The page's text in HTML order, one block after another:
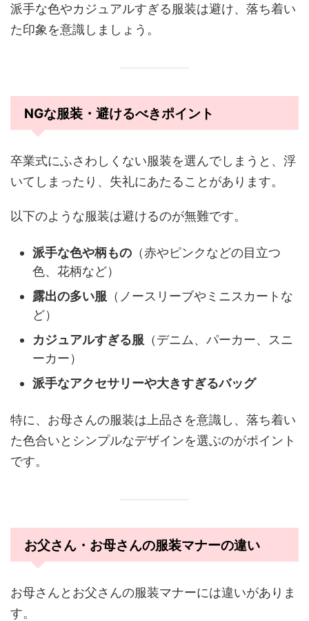
派手な色やカジュアルすぎる服装は避け、落ち着い
た印象を意識しましょう。
NGな服装・避けるべきポイント
卒業式にふさわしくない服装を選んでしまうと、浮
いてしまったり、失礼にあたることがあります。
以下のような服装は避けるのが無難です。
派手な色や柄もの （赤やピンクなどの目立つ
色、花柄など）
露出の多い服 （ノースリーブやミニスカートな
ど）
カジュアルすぎる服 （デニム、パーカー、スニ
ーカー）
派手なアクセサリーや大きすぎるバッグ
特に、お母さんの服装は上品さを意識し、落ち着い
た色合いとシンプルなデザインを選ぶのがポイント
です。
お父さん・お母さんの服装マナーの違い
お母さんとお父さんの服装マナーには違いがありま
す。